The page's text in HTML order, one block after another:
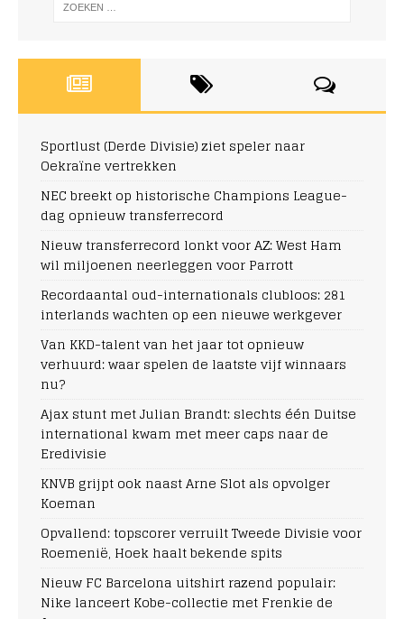
Sportlust (Derde Divisie) ziet speler naar
Oekraïne vertrekken
NEC breekt op historische Champions League-
dag opnieuw transferrecord
Nieuw transferrecord lonkt voor AZ: West Ham
wil miljoenen neerleggen voor Parrott
Recordaantal oud-internationals clubloos: 281
interlands wachten op een nieuwe werkgever
Van KKD-talent van het jaar tot opnieuw
verhuurd: waar spelen de laatste vijf winnaars
nu?
Ajax stunt met Julian Brandt: slechts één Duitse
international kwam met meer caps naar de
Eredivisie
KNVB grijpt ook naast Arne Slot als opvolger
Koeman
Opvallend: topscorer verruilt Tweede Divisie voor
Roemenië, Hoek haalt bekende spits
Nieuw FC Barcelona uitshirt razend populair:
Nike lanceert Kobe-collectie met Frenkie de